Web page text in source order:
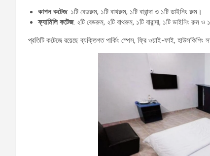
কাপল কটেজ: ১টি বেডরুম, ১টি বাথরুম, ১টি বারান্দা ও ১টি ডাইনিং রুম।
ফ্যামিলি কটেজ: ২টি বেডরুম, ২টি বাথরুম, ১টি বারান্দা, ১টি ডাইনিং রুম ও
প্রতিটি কটেজে রয়েছে ব্যক্তিগত পার্কিং স্পেস, ফ্রি ওয়াই-ফাই, হাউসকিপিং